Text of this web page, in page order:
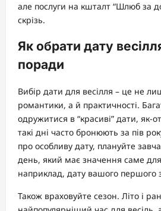
але послуги на кшталт “Шлюб за
скрізь.
Як обрати дату
поради
Вибір дати для весілля – це не
романтики, а й практичності.
одружитися в “красиві” дати, як-
такі дні часто бронюють за пів
про особливу дату, плануйте
день, який має значення саме
наприклад, дату вашого першого
Також враховуйте сезон. Літо і